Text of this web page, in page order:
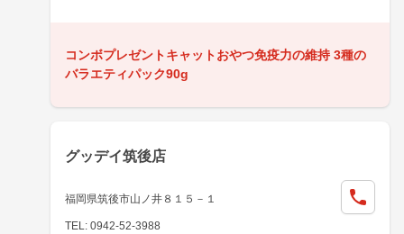
コンボプレゼントキャットおやつ免疫力の維持 3種の
バラエティパック90g
グッデイ筑後店
福岡県筑後市山ノ井８１５－１
TEL: 0942-52-3988